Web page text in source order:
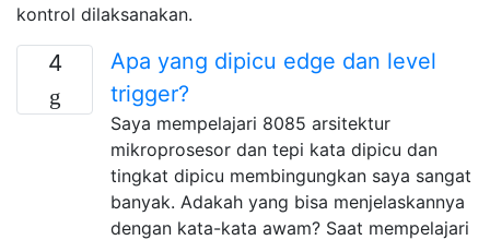
kontrol dilaksanakan.
4
Apa yang dipicu edge dan level
trigger?
Saya mempelajari 8085 arsitektur
mikroprosesor dan tepi kata dipicu dan
tingkat dipicu membingungkan saya sangat
banyak. Adakah yang bisa menjelaskannya
dengan kata-kata awam? Saat mempelajari